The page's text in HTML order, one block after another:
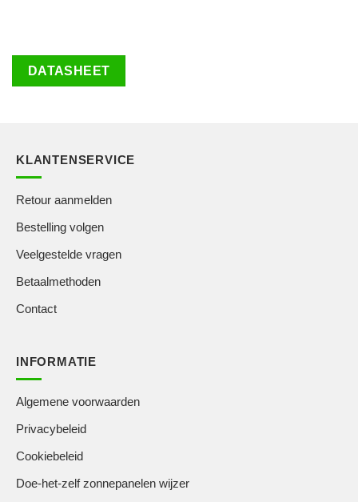
DATASHEET
KLANTENSERVICE
Retour aanmelden
Bestelling volgen
Veelgestelde vragen
Betaalmethoden
Contact
INFORMATIE
Algemene voorwaarden
Privacybeleid
Cookiebeleid
Doe-het-zelf zonnepanelen wijzer